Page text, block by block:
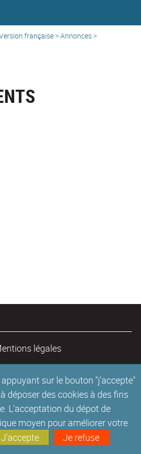
sur le bouton "j'accepte"
déposer des cookies à des fins
L'acceptation du dépot de
moyen pour améliorer votre
J'accepte Je refuse
française>Annonces>
légales